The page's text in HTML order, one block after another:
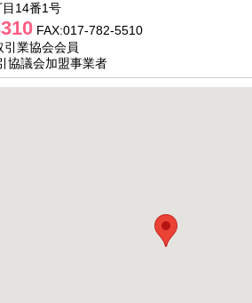
14番1号
FAX:017-782-5510
業協会会員
協議会加盟事業者